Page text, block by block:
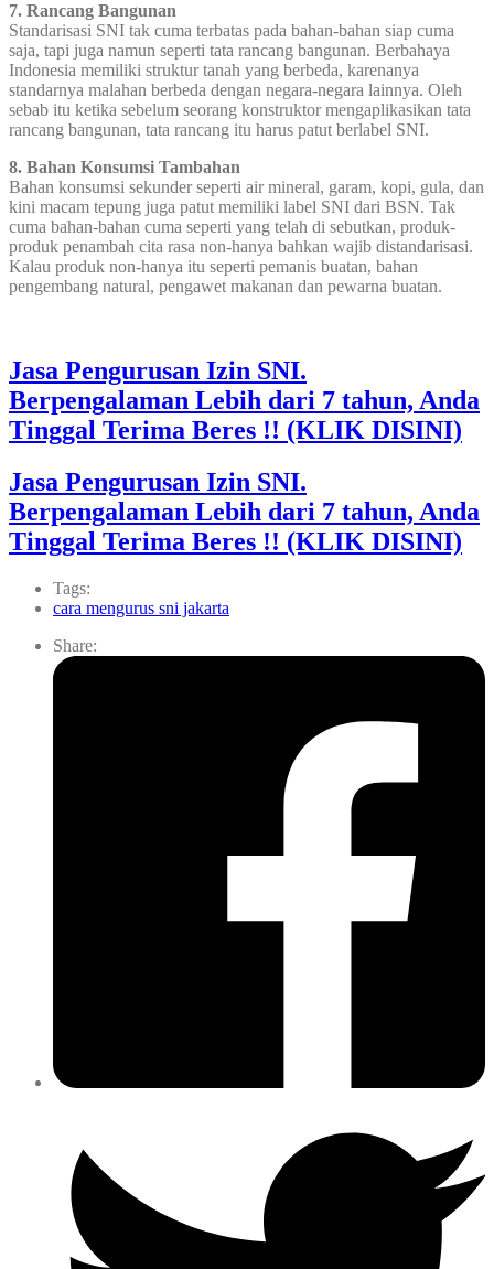
7. Rancang Bangunan
Standarisasi SNI tak cuma terbatas pada bahan-bahan siap cuma
saja, tapi juga namun seperti tata rancang bangunan. Berbahaya
Indonesia memiliki struktur tanah yang berbeda, karenanya
standarnya malahan berbeda dengan negara-negara lainnya. Oleh
sebab itu ketika sebelum seorang konstruktor mengaplikasikan tata
rancang bangunan, tata rancang itu harus patut berlabel SNI.
8. Bahan Konsumsi Tambahan
Bahan konsumsi sekunder seperti air mineral, garam, kopi, gula, dan
kini macam tepung juga patut memiliki label SNI dari BSN. Tak
cuma bahan-bahan cuma seperti yang telah di sebutkan, produk-
produk penambah cita rasa non-hanya bahkan wajib distandarisasi.
Kalau produk non-hanya itu seperti pemanis buatan, bahan
pengembang natural, pengawet makanan dan pewarna buatan.
Jasa Pengurusan Izin SNI.
Berpengalaman Lebih dari 7 tahun, Anda
Tinggal Terima Beres !! (KLIK DISINI)
Jasa Pengurusan Izin SNI.
Berpengalaman Lebih dari 7 tahun, Anda
Tinggal Terima Beres !! (KLIK DISINI)
Tags:
cara mengurus sni jakarta
Share: